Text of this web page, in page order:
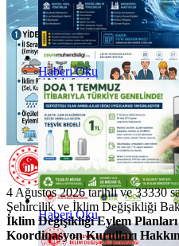
Haberi Oku
Haberi Oku
4 Ağustos 2026 tarihli ve 33330
Şehircilik ve İklim Değişikliği
İklim Değişikliği Eylem
Koordinasyon Kurulları